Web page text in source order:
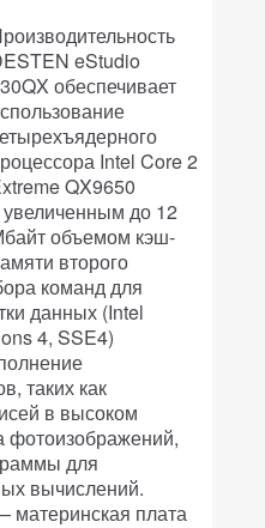
eStudio
обеспечивает
Intel Core 2
QX9650
увеличенным до 12
объемом кэш-
второго
команд для
данных (Intel
4, SSE4)
таких как
в высоком
фотоизображений,
для
вычислений.
материнская плата